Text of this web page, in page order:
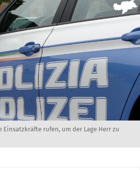
Einsatzkräfte rufen, um der Lage Herr zu